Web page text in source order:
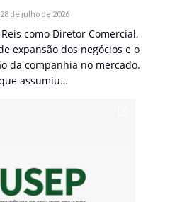
28 de julho de 2026
como Diretor Comercial,
expansão dos negócios e o
da companhia no mercado.
assumiu…